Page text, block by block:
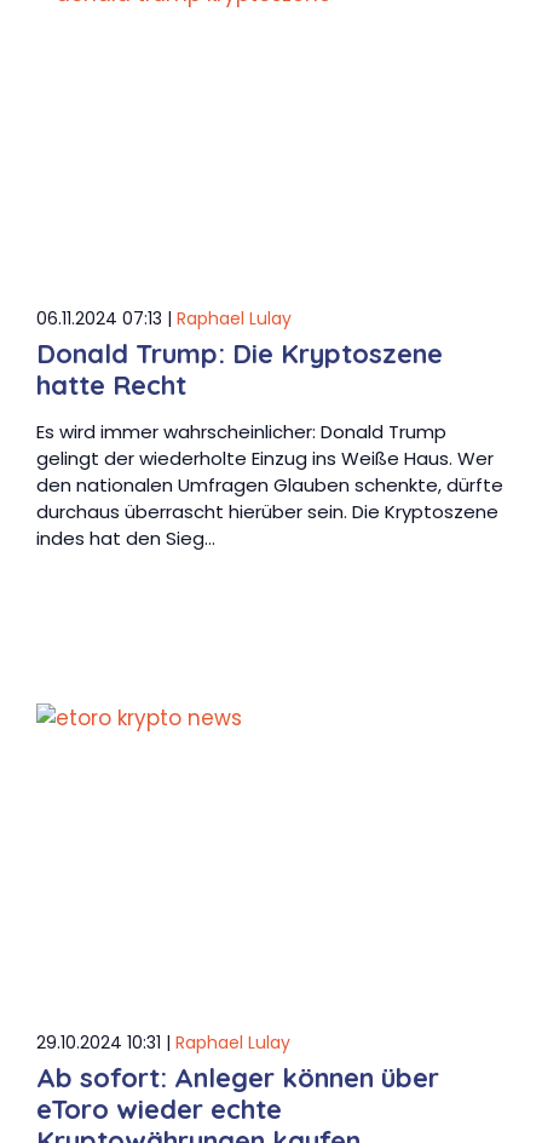
06.11.2024 07:13 | Raphael Lulay
Donald Trump: Die Kryptoszene
hatte Recht
Es wird immer wahrscheinlicher: Donald Trump
gelingt der wiederholte Einzug ins Weiße Haus. Wer
den nationalen Umfragen Glauben schenkte, dürfte
durchaus überrascht hierüber sein. Die Kryptoszene
indes hat den Sieg…
29.10.2024 10:31 | Raphael Lulay
Ab sofort: Anleger können über
eToro wieder echte